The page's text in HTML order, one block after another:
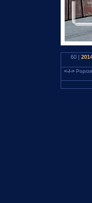
60 |
<-/->